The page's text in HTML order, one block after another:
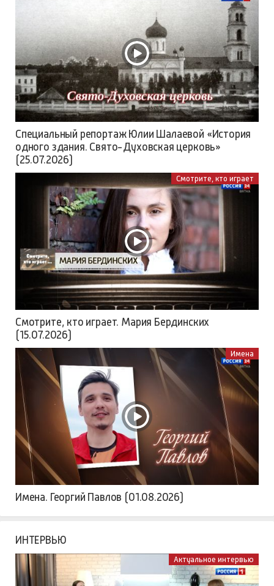
Специальный репортаж Юлии Шалаевой «История
одного здания. Свято-Духовская церковь»
(25.07.2026)
Смотрите, кто играет
Смотрите, кто играет. Мария Бердинских
(15.07.2026)
Имена
Имена. Георгий Павлов (01.08.2026)
ИНТЕРВЬЮ
Актуальное интервью